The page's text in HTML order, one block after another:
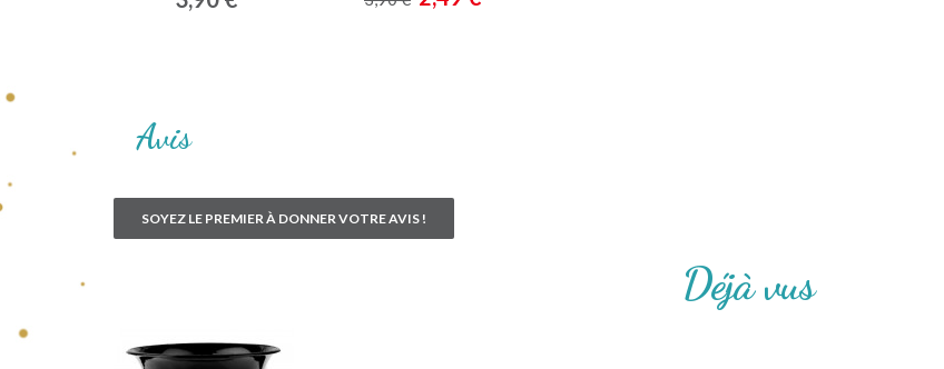
Avis
SOYEZ LE PREMIER À DONNER VOTRE AVIS !
Déjà vus